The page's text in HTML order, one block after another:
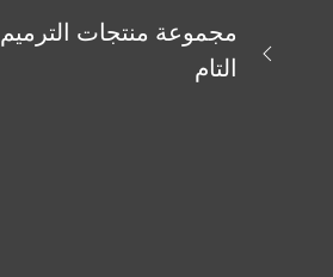
مجموعة منتجات الترميم
التام